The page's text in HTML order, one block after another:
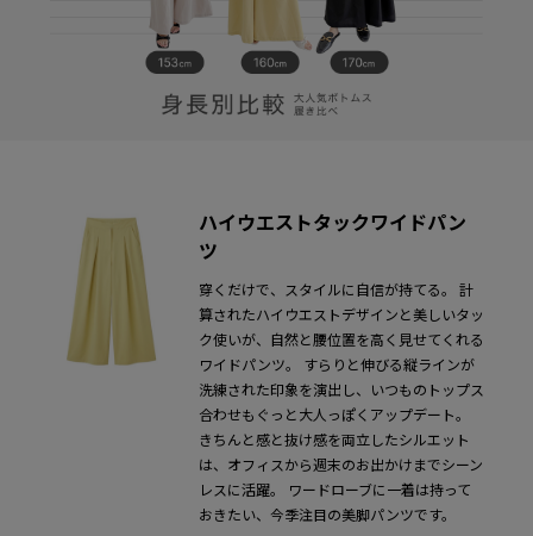
ハイウエストタックワイドパン
ツ
穿くだけで、スタイルに自信が持てる。
計
算されたハイウエストデザインと美しいタッ
ク使いが、自然と腰位置を高く見せてくれる
ワイドパンツ。
すらりと伸びる縦ラインが
洗練された印象を演出し、いつものトップス
合わせもぐっと大人っぽくアップデート。
きちんと感と抜け感を両立したシルエット
は、オフィスから週末のお出かけまでシーン
レスに活躍。
ワードローブに一着は持って
おきたい、今季注目の美脚パンツです。